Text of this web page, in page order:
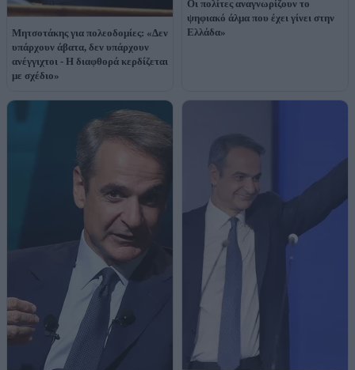
Μητσοτάκης για πολεοδομίες: «Δεν
υπάρχουν άβατα, δεν υπάρχουν
ανέγγιχτοι - Η διαφθορά κερδίζεται
με σχέδιο»
Οι πολίτες αναγνωρίζουν το
ψηφιακό άλμα που έχει γίνει στην
Ελλάδα»